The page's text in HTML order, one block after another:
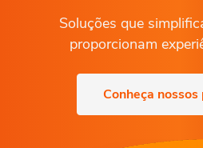
Soluções que
proporcionam
Conheça